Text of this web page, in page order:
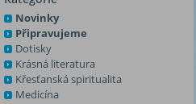
Novinky
Připravujeme
Dotisky
Krásná literatura
Křesťanská spiritualita
Medicína